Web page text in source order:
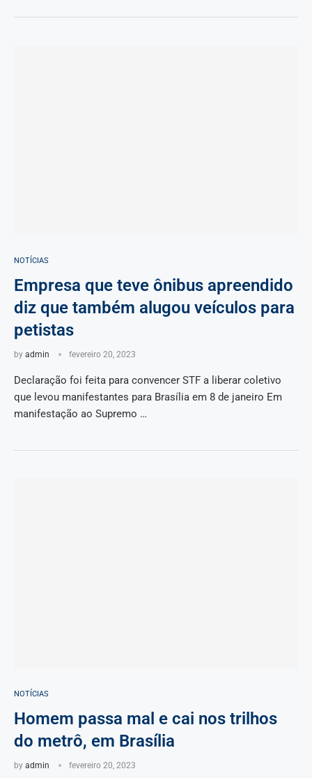
NOTÍCIAS
Empresa que teve ônibus apreendido
diz que também alugou veículos para
petistas
by admin fevereiro 20, 2023
Declaração foi feita para convencer STF a liberar coletivo
que levou manifestantes para Brasília em 8 de janeiro Em
manifestação ao Supremo …
NOTÍCIAS
Homem passa mal e cai nos trilhos
do metrô, em Brasília
by admin fevereiro 20, 2023